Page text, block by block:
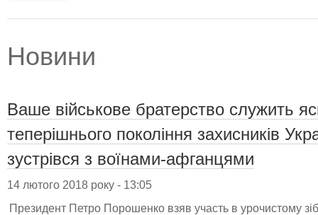
Новини
Ваше військове братерство служить
теперішнього покоління захисників
зустрівся з воїнами-афганцями
14 лютого 2018 року - 13:05
Президент Петро Порошенко взяв участь в урочистому